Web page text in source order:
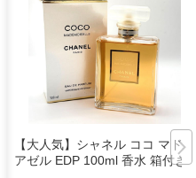
【大人気】シャネル ココ マドモ
アゼル EDP 100ml 香水 箱付き